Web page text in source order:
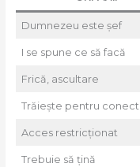
Dumnezeu este șef
I se spune ce să facă
Frică, ascultare
Trăiește pentru
Acces restricționat
Trebuie să țină